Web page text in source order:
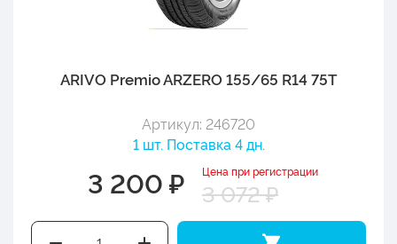
ARIVO Premio ARZERO 155/65 R14 75T
Артикул: 246720
1 шт. Поставка 4 дн.
3 200 ₽ Цена при регистрации
3 072 ₽